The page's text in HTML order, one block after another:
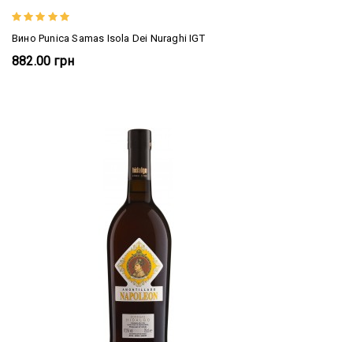
Вино Punica Samas Isola Dei Nuraghi IGT
882.00 грн